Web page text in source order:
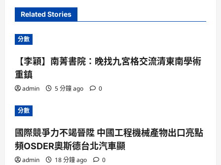
Related Stories
分數
【李穎】南菁書院：晚找九宮格交流清東南學術
重鎮
admin 5 分鐘 ago 0
分數
國際競爭力不竭晉陞 中國工程機械產物出口亮點
頻OSDER奧斯德台北汽車顯
admin 18 分鐘 ago 0